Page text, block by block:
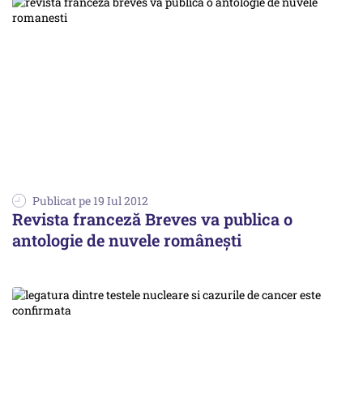
Publicat pe 19 Iul 2012
Revista franceză Breves va publica o
antologie de nuvele româneşti